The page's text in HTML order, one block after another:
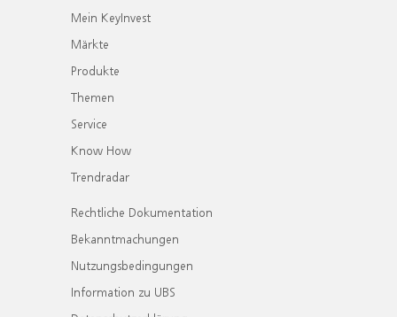
Mein KeyInvest
Märkte
Produkte
Themen
Service
Know How
Trendradar
Rechtliche Dokumentation
Bekanntmachungen
Nutzungsbedingungen
Information zu UBS